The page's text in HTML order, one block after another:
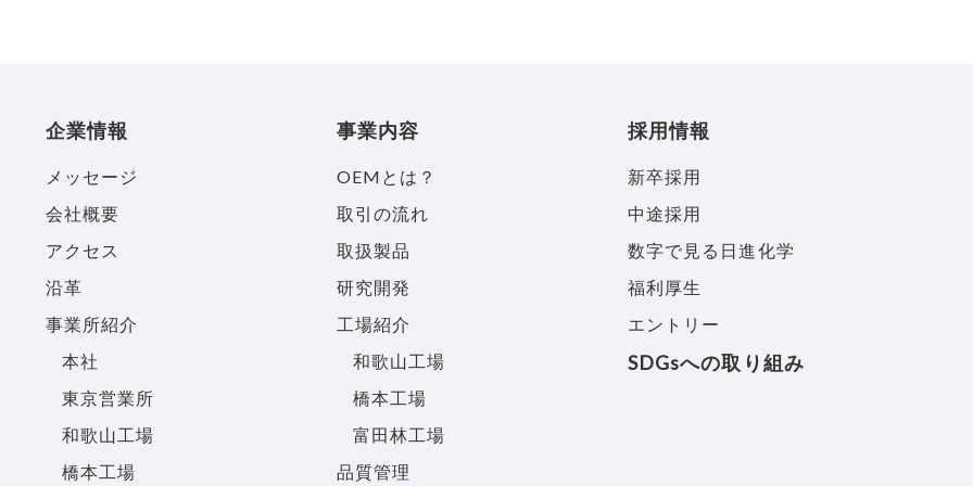
企業情報
メッセージ
会社概要
アクセス
沿革
事業所紹介
本社
東京営業所
和歌山工場
橋本工場
事業内容
OEMとは？
取引の流れ
取扱製品
研究開発
工場紹介
和歌山工場
橋本工場
富田林工場
品質管理
採用情報
新卒採用
中途採用
数字で見る日進化学
福利厚生
エントリー
SDGsへの取り組み